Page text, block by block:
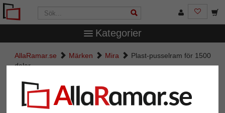
Kategorier
AllaRamar.se Märken Mira
Plast-pusselram för 1500
delar
Plast-pusselram för 1500 delar